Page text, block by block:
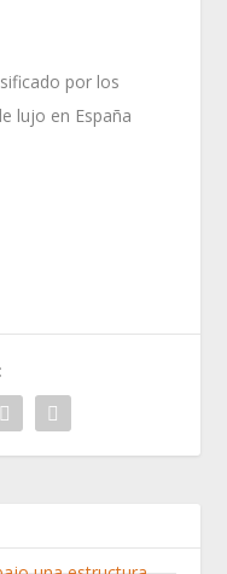
por los
lujo en España